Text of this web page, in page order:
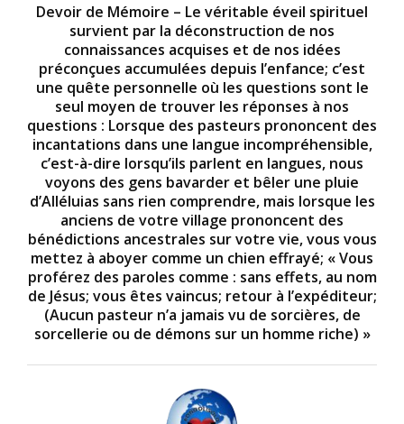
Devoir de Mémoire – Le véritable éveil spirituel
survient par la déconstruction de nos
connaissances acquises et de nos idées
préconçues accumulées depuis l’enfance; c’est
une quête personnelle où les questions sont le
seul moyen de trouver les réponses à nos
questions : Lorsque des pasteurs prononcent des
incantations dans une langue incompréhensible,
c’est-à-dire lorsqu’ils parlent en langues, nous
voyons des gens bavarder et bêler une pluie
d’Alléluias sans rien comprendre, mais lorsque les
anciens de votre village prononcent des
bénédictions ancestrales sur votre vie, vous vous
mettez à aboyer comme un chien effrayé; « Vous
proférez des paroles comme : sans effets, au nom
de Jésus; vous êtes vaincus; retour à l’expéditeur;
(Aucun pasteur n’a jamais vu de sorcières, de
sorcellerie ou de démons sur un homme riche) »